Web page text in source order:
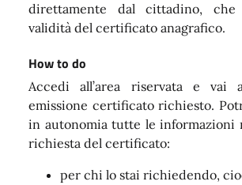
direttamente dal cittadino,
validità del certificato anagrafico.
How to do
Accedi all’area riservata e vai
emissione certificato richiesto.
in autonomia tutte le informazioni
richiesta del certificato:
per chi lo stai richiedendo,